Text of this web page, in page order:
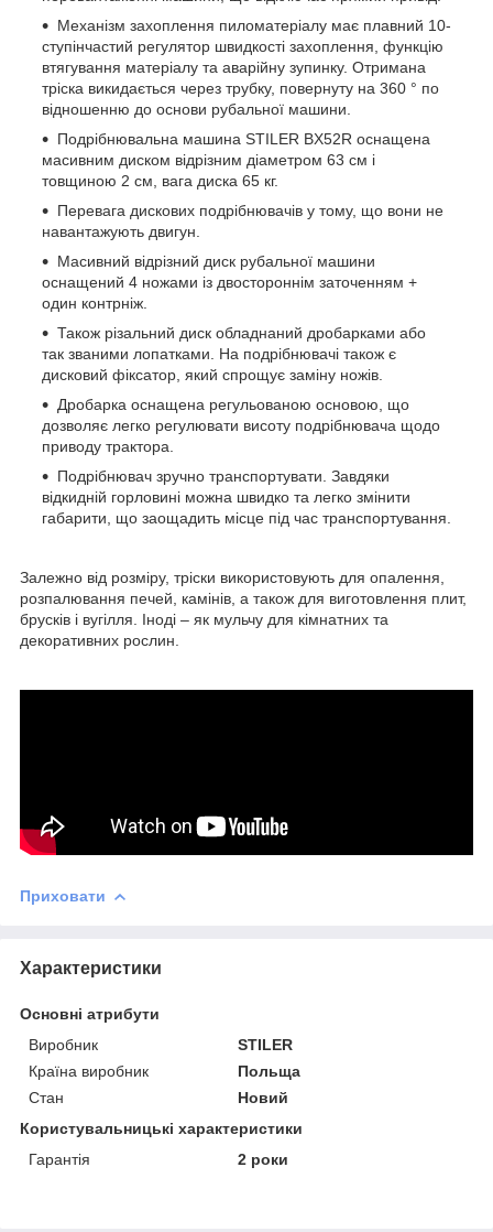
Механізм захоплення пиломатеріалу має плавний 10-
ступінчастий регулятор швидкості захоплення, функцію
втягування матеріалу та аварійну зупинку. Отримана
тріска викидається через трубку, повернуту на 360 ° по
відношенню до основи рубальної машини.
Подрібнювальна машина STILER BX52R оснащена
масивним диском відрізним діаметром 63 см і
товщиною 2 см, вага диска 65 кг.
Перевага дискових подрібнювачів у тому, що вони не
навантажують двигун.
Масивний відрізний диск рубальної машини
оснащений 4 ножами із двостороннім заточенням +
один контрніж.
Також різальний диск обладнаний дробарками або
так званими лопатками. На подрібнювачі також є
дисковий фіксатор, який спрощує заміну ножів.
Дробарка оснащена регульованою основою, що
дозволяє легко регулювати висоту подрібнювача щодо
приводу трактора.
Подрібнювач зручно транспортувати. Завдяки
відкидній горловині можна швидко та легко змінити
габарити, що заощадить місце під час транспортування.
Залежно від розміру, тріски використовують для опалення,
розпалювання печей, камінів, а також для виготовлення плит,
брусків і вугілля. Іноді – як мульчу для кімнатних та
декоративних рослин.
Приховати
Характеристики
Основні атрибути
Виробник
STILER
Країна виробник
Польща
Стан
Новий
Користувальницькі характеристики
Гарантія
2 роки